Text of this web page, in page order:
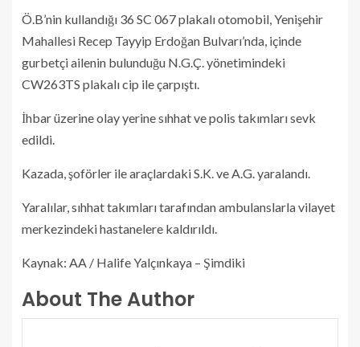
Ö.B’nin kullandığı 36 SC 067 plakalı otomobil, Yenişehir
Mahallesi Recep Tayyip Erdoğan Bulvarı’nda, içinde
gurbetçi ailenin bulunduğu N.G.Ç. yönetimindeki
CW263TS plakalı cip ile çarpıştı.
İhbar üzerine olay yerine sıhhat ve polis takımları sevk
edildi.
Kazada, şoförler ile araçlardaki S.K. ve A.G. yaralandı.
Yaralılar, sıhhat takımları tarafından ambulanslarla vilayet
merkezindeki hastanelere kaldırıldı.
Kaynak: AA / Halife Yalçınkaya – Şimdiki
About The Author